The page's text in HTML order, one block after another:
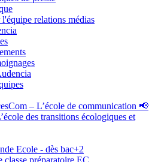
relations médias
– L’école de communication 📢
des transitions écologiques et
Ecole - dès bac+2
classe préparatoire EC